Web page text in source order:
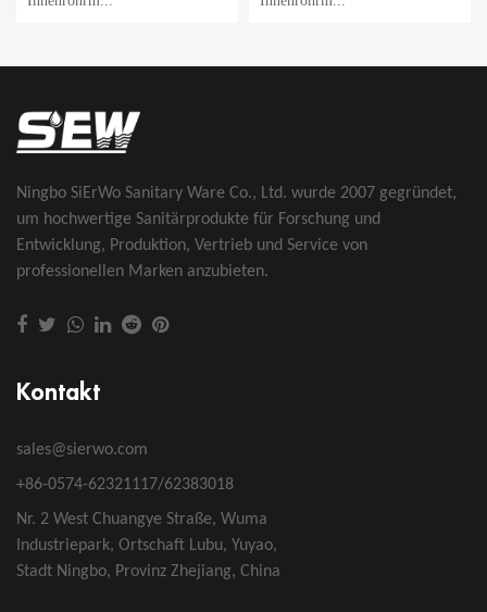
Ningbo SiErWo Sanitary Ware Co., Ltd. wurde 2007 gegründet,
um hochwertige Sanitärprodukte für Forschung und
Entwicklung, Produktion, Vertrieb und Service von
professionellen Marken anzubieten.
Kontakt
sales@sierwo.com
+86-0574-62321117/62383018
Nr. 2 West Chuangye Straße, Wuma
Industriepark, Ortschaft Lubu, Yuyao,
Stadt Ningbo, Provinz Zhejiang, China